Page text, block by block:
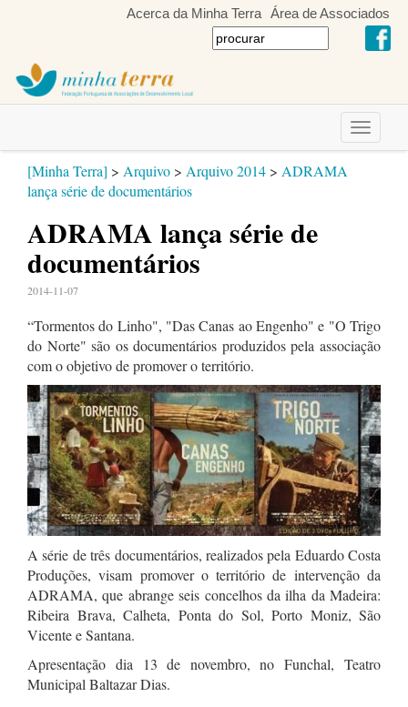
Acerca da Minha Terra Área de Associados
Toggle
[Minha Terra] > Arquivo > Arquivo 2014 > ADRAMA
lança série de documentários
ADRAMA lança série de
documentários
2014-11-07
“Tormentos do Linho", "Das Canas ao Engenho" e "O Trigo
do Norte" são os documentários produzidos pela associação
com o objetivo de promover o território.
A série de três documentários, realizados pela Eduardo Costa
Produções, visam promover o território de intervenção da
ADRAMA, que abrange seis concelhos da ilha da Madeira:
Ribeira Brava, Calheta, Ponta do Sol, Porto Moniz, São
Vicente e Santana.
Apresentação dia 13 de novembro, no Funchal, Teatro
Municipal Baltazar Dias.